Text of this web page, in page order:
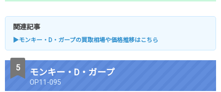
関連記事
▶モンキー・D・ガープの買取相場や価格推移はこちら
モンキー・D・ガープ
OP11-095